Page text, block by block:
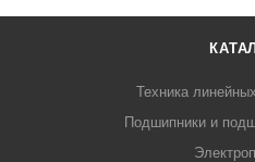
Техника
Подшипники и